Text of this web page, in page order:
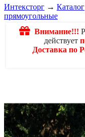
Интексторг → Каталог
прямоугольные
Внимание!!!
действует
Доставка по